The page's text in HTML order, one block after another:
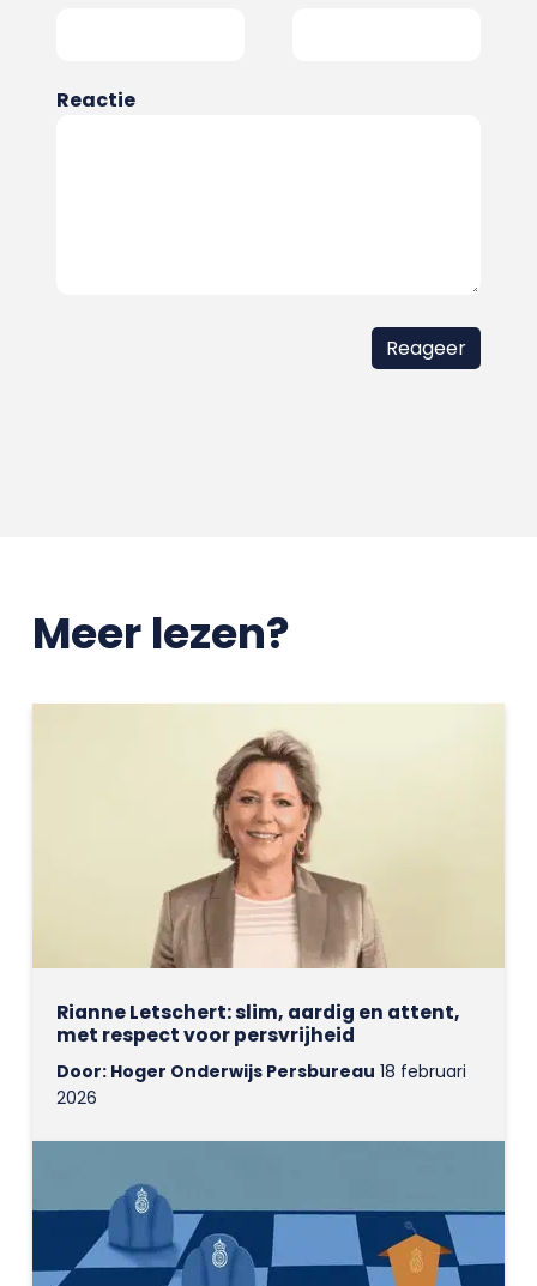
Reactie
Meer lezen?
Rianne Letschert: slim, aardig en attent,
met respect voor persvrijheid
Door: Hoger Onderwijs Persbureau 18 februari
2026